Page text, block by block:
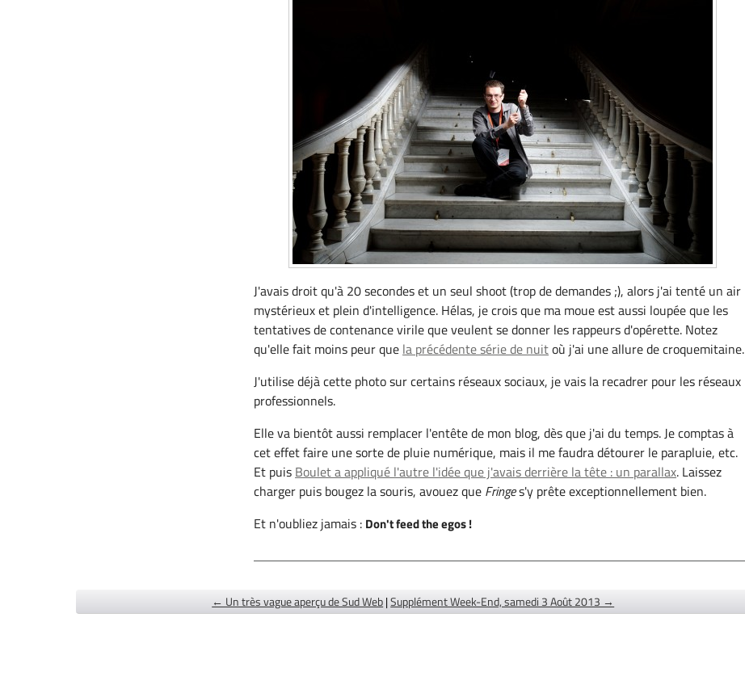
J'avais droit qu'à 20 secondes et un seul shoot (trop de demandes ;), alors j'ai tenté un air
mystérieux et plein d'intelligence. Hélas, je crois que ma moue est aussi loupée que les
tentatives de contenance virile que veulent se donner les rappeurs d'opérette. Notez
qu'elle fait moins peur que la précédente série de nuitoù j'ai une allure de croquemitaine.
J'utilise déjà cette photo sur certains réseaux sociaux, je vais la recadrer pour les réseaux
professionnels.
Elle va bientôt aussi remplacer l'entête de mon blog, dès que j'ai du temps. Je comptas à
cet effet faire une sorte de pluie numérique, mais il me faudra détourer le parapluie, etc.
Et puis Boulet a appliqué l'autre l'idée que j'avais derrière la tête : un parallax. Laissez
charger puis bougez la souris, avouez que Fringes'y prête exceptionnellement bien.
Et n'oubliez jamais : Don't feed the egos !
← Un très vague aperçu de Sud Web|Supplément Week-End, samedi 3 Août 2013 →